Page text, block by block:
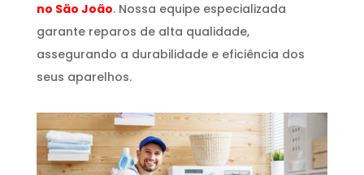
no São João. Nossa equipe especializada
garante reparos de alta qualidade,
assegurando a durabilidade e eficiência dos
seus aparelhos.